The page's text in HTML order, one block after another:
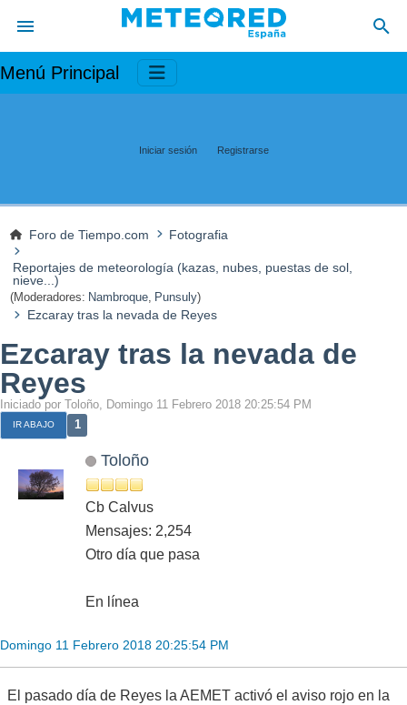
Menú Principal
Iniciar sesión Registrarse
Foro de Tiempo.com Fotografia
Reportajes de meteorología (kazas, nubes, puestas de sol,
nieve...)
(Moderadores: Nambroque, Punsuly)
Ezcaray tras la nevada de Reyes
Ezcaray tras la nevada de
Reyes
Iniciado por Toloño, Domingo 11 Febrero 2018 20:25:54 PM
IR ABAJO 1
Toloño
Cb Calvus
Mensajes: 2,254
Otro día que pasa
En línea
Domingo 11 Febrero 2018 20:25:54 PM
El pasado día de Reyes la AEMET activó el aviso rojo en la